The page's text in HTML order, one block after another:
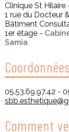
Clinique St Hilaire
1 rue du Docteur
Bâtiment
1er étage -
Samia
Coordonnées
05.53.69.97.42 -
Comment